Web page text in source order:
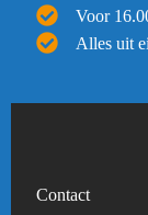
Voor
Alles uit
Contact